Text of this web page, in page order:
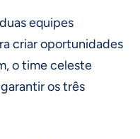
equipes
criar oportunidades
o time celeste
os três